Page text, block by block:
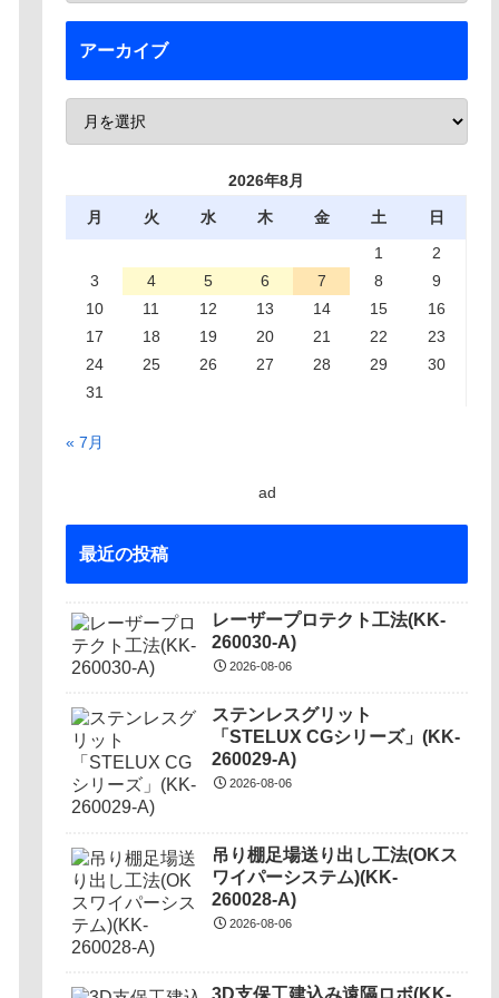
アーカイブ
2026年8月
月 火 水 木 金 土
日
1
2
3
4 5 6 7 8
9
10
11 12 13 14 15
16
17
18 19 20 21 22
23
24
25 26 27 28 29
30
31
« 7月
ad
最近の投稿
レーザープロテクト⼯法(KK-
260030-A)
2026-08-06
ステンレスグリット
「STELUX CGシリーズ」(KK-
260029-A)
2026-08-06
吊り棚足場送り出し工法(OKス
ワイパーシステム)(KK-
260028-A)
2026-08-06